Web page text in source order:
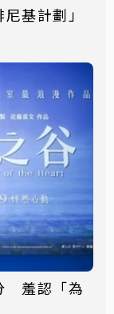
基計劃」
羞認「為